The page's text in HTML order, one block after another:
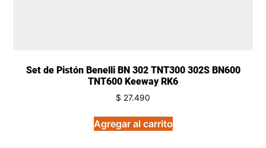
Set de Pistón Benelli BN 302 TNT300 302S BN600
TNT600 Keeway RK6
$ 27.490
Agregar al carrito